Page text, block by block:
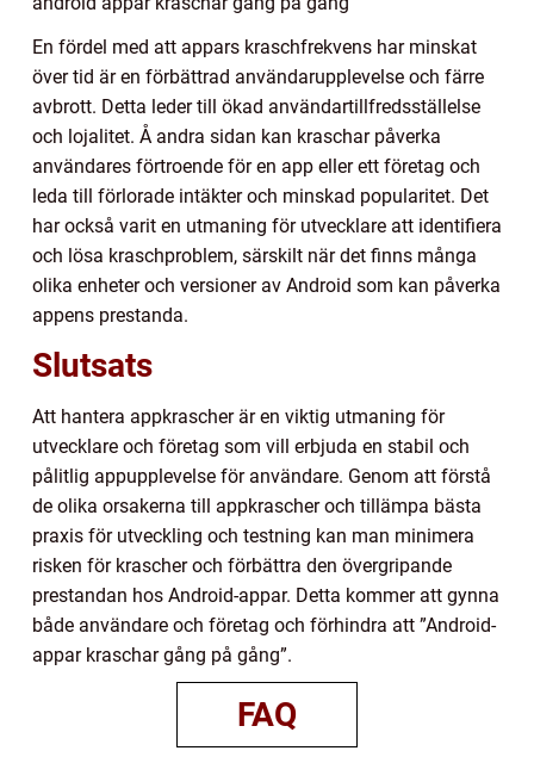
En fördel med att appars kraschfrekvens har minskat
över tid är en förbättrad användarupplevelse och färre
avbrott. Detta leder till ökad användartillfredsställelse
och lojalitet. Å andra sidan kan kraschar påverka
användares förtroende för en app eller ett företag och
leda till förlorade intäkter och minskad popularitet. Det
har också varit en utmaning för utvecklare att identifiera
och lösa kraschproblem, särskilt när det finns många
olika enheter och versioner av Android som kan påverka
appens prestanda.
Slutsats
Att hantera appkrascher är en viktig utmaning för
utvecklare och företag som vill erbjuda en stabil och
pålitlig appupplevelse för användare. Genom att förstå
de olika orsakerna till appkrascher och tillämpa bästa
praxis för utveckling och testning kan man minimera
risken för krascher och förbättra den övergripande
prestandan hos Android-appar. Detta kommer att gynna
både användare och företag och förhindra att ”Android-
appar kraschar gång på gång”.
FAQ